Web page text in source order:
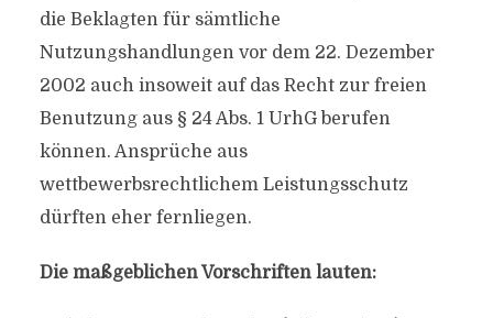
die Beklagten für sämtliche
Nutzungshandlungen vor dem 22. Dezember
2002 auch insoweit auf das Recht zur freien
Benutzung aus § 24 Abs. 1 UrhG berufen
können. Ansprüche aus
wettbewerbsrechtlichem Leistungsschutz
dürften eher fernliegen.
Die maßgeblichen Vorschriften lauten: